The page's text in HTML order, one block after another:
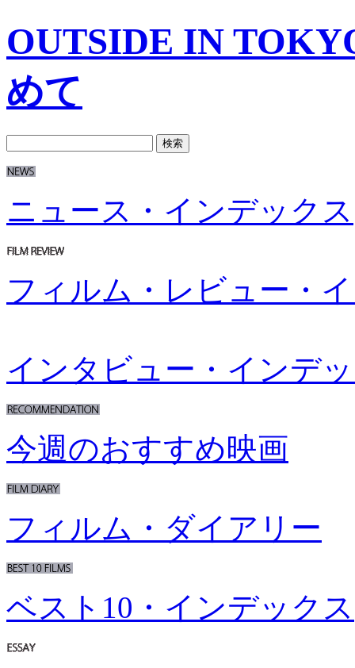
OUTSIDE IN
めて
ニュース・インデックス
フィルム・レビュー・
インタビュー・インデ
今週のおすすめ映画
フィルム・ダイアリー
ベスト10・インデックス